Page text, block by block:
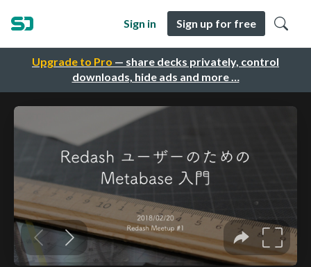
Upgrade to Pro — share decks privately, control
downloads, hide ads and more …
Sign in Sign up for free